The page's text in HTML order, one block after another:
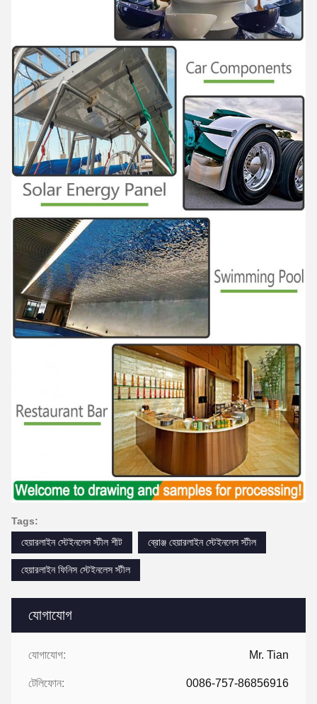
যোগাযোগ
যোগাযোগ: Mr. Tian
টেলিফোন: 0086-757-86856916
Tags:
হেয়ারলাইন স্টেইনলেস স্টীল শীট
ব্রোঞ্জ হেয়ারলাইন স্টেইনলেস স্টীল
হেয়ারলাইন ফিনিস স্টেইনলেস স্টীল